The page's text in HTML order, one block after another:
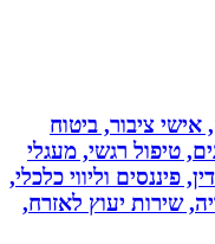
ציבור, ביטוח
רגשי, מעגלי
וליווי כלכלי,
יעוץ לאזרח,